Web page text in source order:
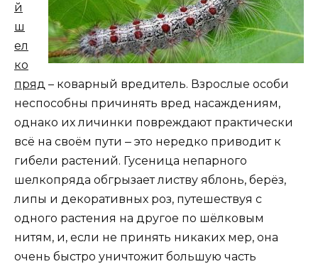
й
ш
ел
ко
пряд – коварный вредитель. Взрослые особи
неспособны причинять вред насаждениям,
однако их личинки повреждают практически
всё на своём пути ‒ это нередко приводит к
гибели растений. Гусеница непарного
шелкопряда обгрызает листву яблонь, берёз,
липы и декоративных роз, путешествуя с
одного растения на другое по шёлковым
нитям, и, если не принять никаких мер, она
очень быстро уничтожит большую часть